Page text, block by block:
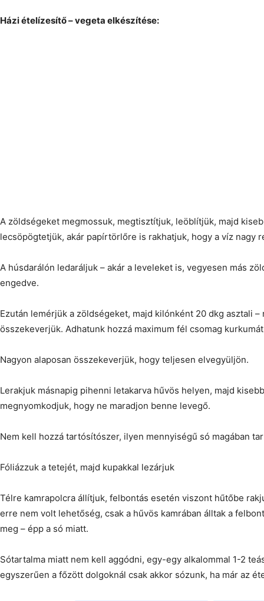
Házi ételízesítő – vegeta elkészítése:
A zöldségeket megmossuk, megtisztítjuk, leöblítjük, majd
lecsöpögtetjük, akár papírtörlőre is rakhatjuk, hogy a víz nagy
A húsdarálón ledaráljuk – akár a leveleket is, vegyesen más
engedve.
Ezután lemérjük a zöldségeket, majd kilónként 20 dkg asztali
összekeverjük. Adhatunk hozzá maximum fél csomag
Nagyon alaposan összekeverjük, hogy teljesen elvegyüljön.
Lerakjuk másnapig pihenni letakarva hűvös helyen, majd
megnyomkodjuk, hogy ne maradjon benne levegő.
Nem kell hozzá tartósítószer, ilyen mennyiségű só magában
Fóliázzuk a tetejét, majd kupakkal lezárjuk
Télre kamrapolcra állítjuk, felbontás esetén viszont hűtőbe
erre nem volt lehetőség, csak a hűvös kamrában álltak a
meg – épp a só miatt.
Sótartalma miatt nem kell aggódni, egy-egy alkalommal 1-2
egyszerűen a főzött dolgoknál csak akkor sózunk, ha már az